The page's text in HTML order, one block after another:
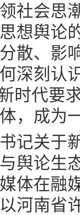
社会思
想舆论
散、影
深刻认
时代要
，成为
记关于
舆论生
体在融
河南省